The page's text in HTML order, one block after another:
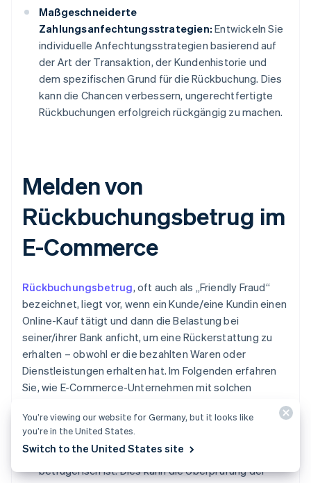
Maßgeschneiderte
Zahlungsanfechtungsstrategien: Entwickeln Sie
individuelle Anfechtungsstrategien basierend auf
der Art der Transaktion, der Kundenhistorie und
dem spezifischen Grund für die Rückbuchung. Dies
kann die Chancen verbessern, ungerechtfertigte
Rückbuchungen erfolgreich rückgängig zu machen.
Melden von
Rückbuchungsbetrug im
E-Commerce
Rückbuchungsbetrug, oft auch als „Friendly Fraud“
bezeichnet, liegt vor, wenn ein Kunde/eine Kundin einen
Online-Kauf tätigt und dann die Belastung bei
seiner/ihrer Bank anficht, um eine Rückerstattung zu
erhalten – obwohl er die bezahlten Waren oder
Dienstleistungen erhalten hat. Im Folgenden erfahren
Sie, wie E-Commerce-Unternehmen mit solchen
Betrug identifizieren:
darin, zu erkennen, wann eine Rückbuchung
betrügerisch ist. Dies kann die Überprüfung der
You’re viewing our website for Germany, but it looks like
you’re in the United States.
Switch to the United States site